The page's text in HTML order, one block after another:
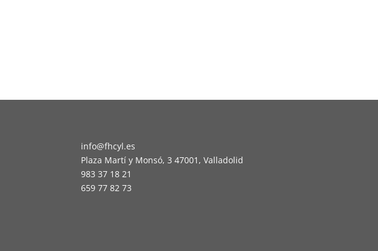
info@fhcyl.es
Plaza Martí y Monsó, 3 47001, Valladolid
983 37 18 21
659 77 82 73